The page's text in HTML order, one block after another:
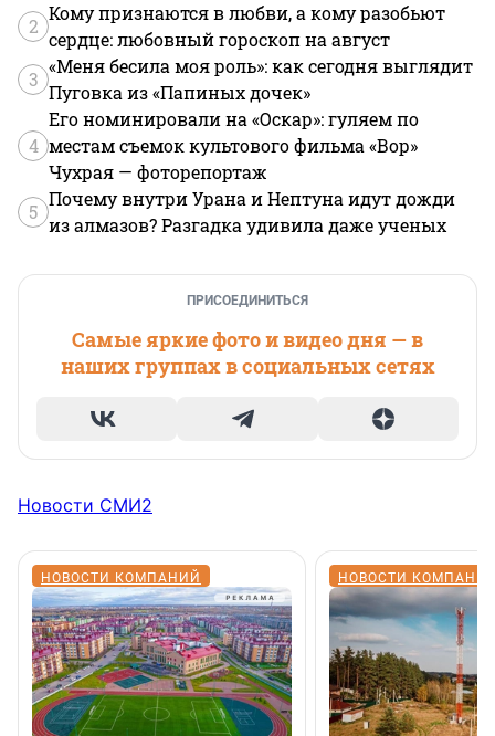
2
Кому признаются в любви, а кому разобьют
сердце: любовный гороскоп на август
3
«Меня бесила моя роль»: как сегодня выглядит
Пуговка из «Папиных дочек»
4
Его номинировали на «Оскар»: гуляем по
местам съемок культового фильма «Вор»
Чухрая — фоторепортаж
5
Почему внутри Урана и Нептуна идут дожди
из алмазов? Разгадка удивила даже ученых
ПРИСОЕДИНИТЬСЯ
Самые яркие фото и видео дня — в
наших группах в социальных сетях
Новости СМИ2
НОВОСТИ КОМПАНИЙ НОВОСТИ